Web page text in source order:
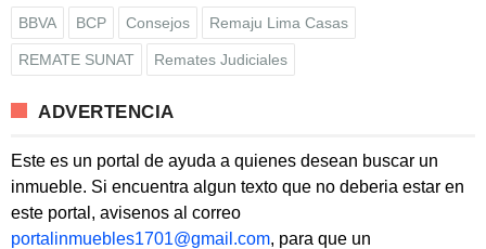
BBVA BCP Consejos Remaju Lima Casas
REMATE SUNAT Remates Judiciales
ADVERTENCIA
Este es un portal de ayuda a quienes desean buscar un
inmueble. Si encuentra algun texto que no deberia estar en
este portal, avisenos al correo
portalinmuebles1701@gmail.com, para que un